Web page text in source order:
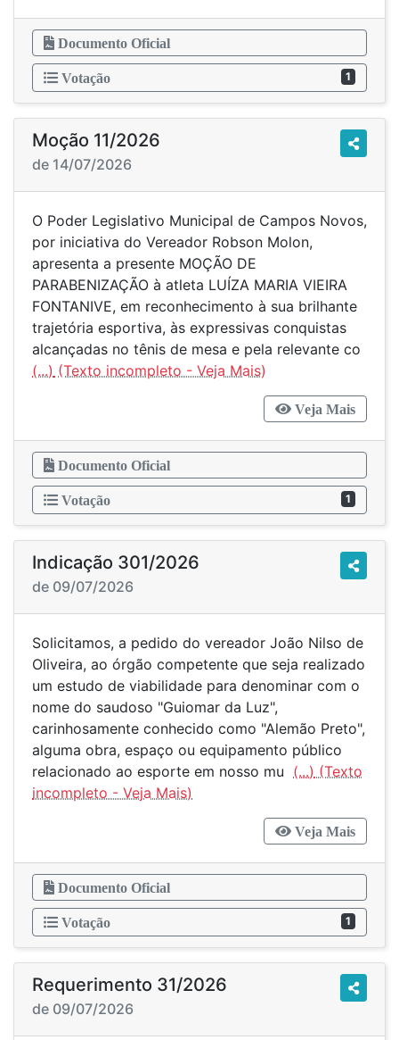
Documento Oficial
Votação 1
Moção 11/2026
de 14/07/2026
O Poder Legislativo Municipal de Campos Novos,
por iniciativa do Vereador Robson Molon,
apresenta a presente MOÇÃO DE
PARABENIZAÇÃO à atleta LUÍZA MARIA VIEIRA
FONTANIVE, em reconhecimento à sua brilhante
trajetória esportiva, às expressivas conquistas
alcançadas no tênis de mesa e pela relevante co
(...)
Veja Mais
Documento Oficial
Votação 1
Indicação 301/2026
de 09/07/2026
Solicitamos, a pedido do vereador João Nilso de
Oliveira, ao órgão competente que seja realizado
um estudo de viabilidade para denominar com o
nome do saudoso "Guiomar da Luz",
carinhosamente conhecido como "Alemão Preto",
alguma obra, espaço ou equipamento público
relacionado ao esporte em nosso mu (...)
Veja Mais
Documento Oficial
Votação 1
Requerimento 31/2026
de 09/07/2026